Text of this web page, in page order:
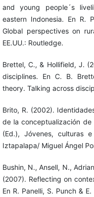
and young people´s
eastern Indonesia. En R.
Global perspectives on
EE.UU.: Routledge.
Brettel, C., & Hollifield, J.
disciplines. En C. B.
theory. Talking across
Brito, R. (2002).
de la conceptualización de
(Ed.), Jóvenes, culturas
Iztapalapa/ Miguel Ángel
Bushin, N., Ansell, N.,
(2007). Reflecting on
En R. Panelli, S. Punch &